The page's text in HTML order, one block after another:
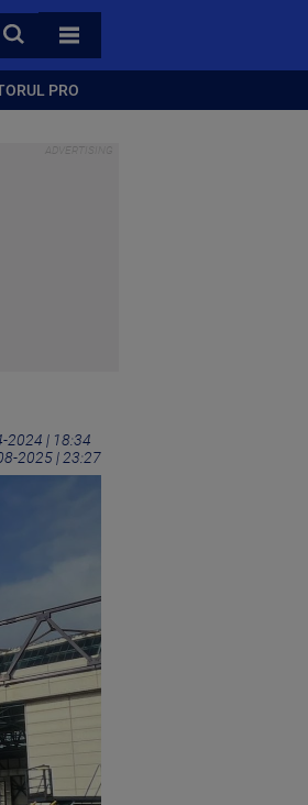
CAUTA
TOATE CATEGORIILE
PRO
2024 | 18:34
2025 | 23:27